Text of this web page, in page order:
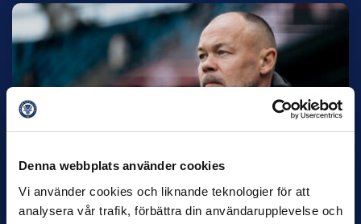
Denna webbplats använder cookies
Vi använder cookies och liknande teknologier för att
analysera vår trafik, förbättra din användarupplevelse och
27 JULI
Joachim Björklund tar över IFK Göteborg
Stefan Billborns uppdrag som huvudtränare i herrlaget har
avslutats.…